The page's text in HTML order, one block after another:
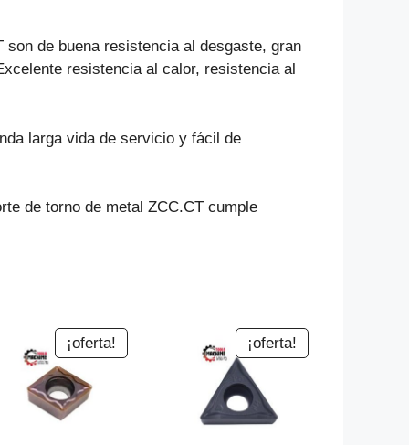
de buena resistencia al desgaste, gran
resistencia al calor, resistencia al
larga vida de servicio y fácil de
de torno de metal ZCC.CT cumple
¡oferta! ¡oferta!